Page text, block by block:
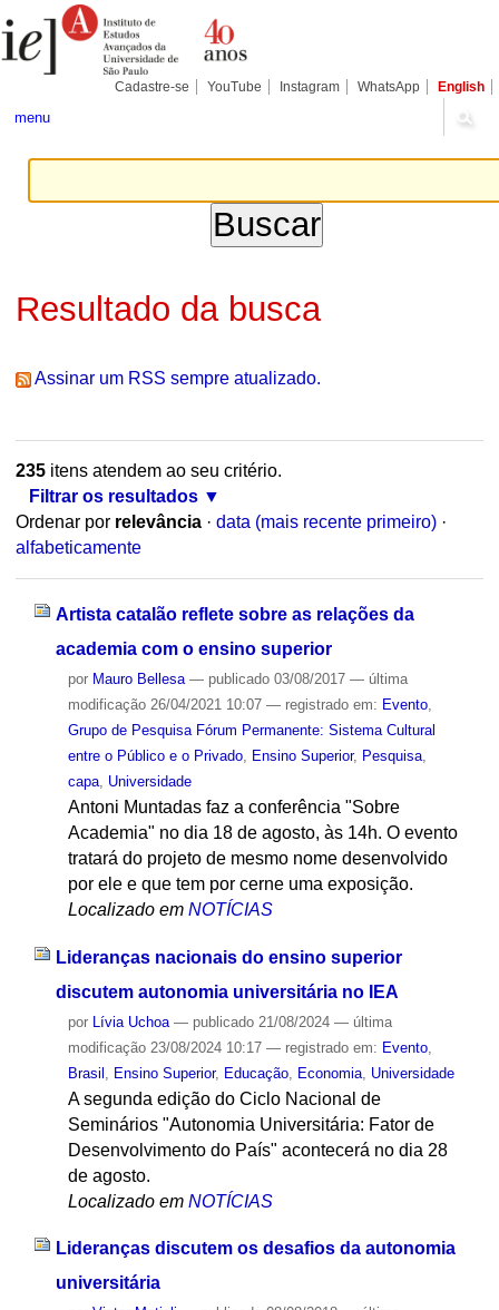
para
conteúdo.
Pessoais
Cadastre-se YouTube Instagram WhatsApp English
menu
Resultado da busca
Assinar um RSS sempre atualizado.
235itens atendem ao seu critério.
Filtrar os resultados
Ordenar por relevância · data (mais recente primeiro) ·
alfabeticamente
Artista catalão reflete sobre as relações da
academia com o ensino superior
por Mauro Bellesa — publicado03/08/2017 — última
modificação26/04/2021 10:07 — registrado em: Evento,
Grupo de Pesquisa Fórum Permanente: Sistema Cultural
entre o Público e o Privado, Ensino Superior, Pesquisa,
capa, Universidade
Antoni Muntadas faz a conferência "Sobre
Academia" no dia 18 de agosto, às 14h. O evento
tratará do projeto de mesmo nome desenvolvido
por ele e que tem por cerne uma exposição.
Localizado em NOTÍCIAS
Lideranças nacionais do ensino superior
discutem autonomia universitária no IEA
por Lívia Uchoa — publicado21/08/2024 — última
modificação23/08/2024 10:17 — registrado em: Evento,
Brasil
Ensino Superior, Educação, Economia, Universidade
A segunda edição do Ciclo Nacional de
Seminários "Autonomia Universitária: Fator de
Desenvolvimento do País" acontecerá no dia 28
de agosto.
Localizado em NOTÍCIAS
Lideranças discutem os desafios da autonomia
universitária